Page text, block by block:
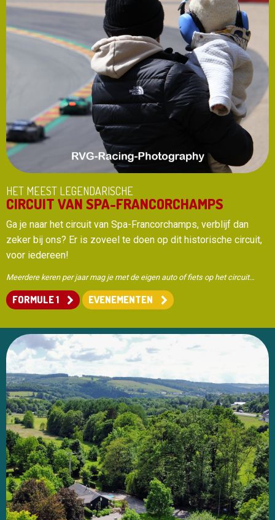
HET MEEST LEGENDARISCHE
CIRCUIT VAN SPA-FRANCORCHAMPS
Ga je naar het circuit van Spa-Francorchamps, verblijf dan
zeker bij ons? Er is zoveel te doen op dit historische circuit,
voor iedereen!
Meerdere keren per jaar mag je met de eigen auto of fiets op het circuit…
FORMULE 1 EVENEMENTEN